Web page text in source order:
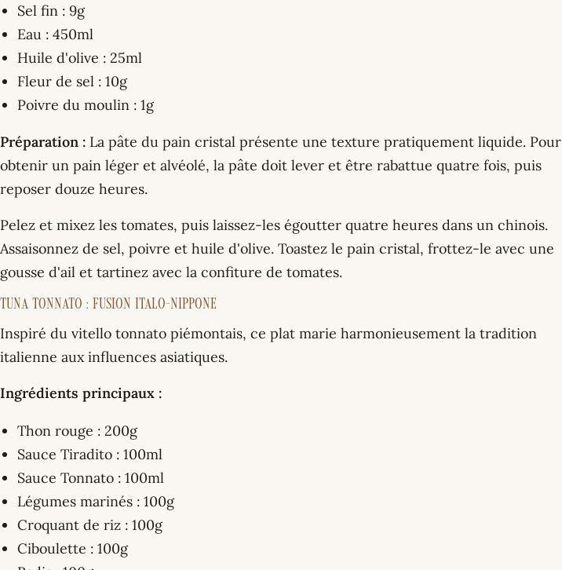
Sel fin : 9g
Eau : 450ml
Huile d'olive : 25ml
Fleur de sel : 10g
Poivre du moulin : 1g
Préparation : La pâte du pain cristal présente une texture pratiquement liquide. Pour
obtenir un pain léger et alvéolé, la pâte doit lever et être rabattue quatre fois, puis
reposer douze heures.
Pelez et mixez les tomates, puis laissez-les égoutter quatre heures dans un chinois.
Assaisonnez de sel, poivre et huile d'olive. Toastez le pain cristal, frottez-le avec une
gousse d'ail et tartinez avec la confiture de tomates.
Tuna Tonnato : Fusion Italo-Nippone
Inspiré du vitello tonnato piémontais, ce plat marie harmonieusement la tradition
italienne aux influences asiatiques.
Ingrédients principaux :
Thon rouge : 200g
Sauce Tiradito : 100ml
Sauce Tonnato : 100ml
Légumes marinés : 100g
Croquant de riz : 100g
Ciboulette : 100g